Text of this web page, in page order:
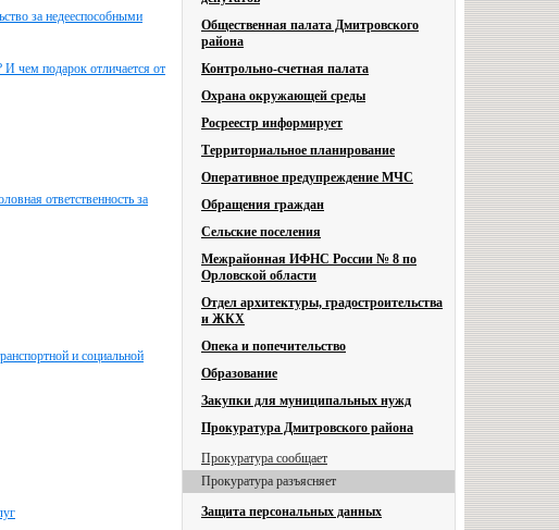
за недееспособными
И чем подарок отличается от
ответственность за
и социальной
Общественная палата Дмитровского
района
Контрольно-счетная палата
Охрана окружающей среды
Росреестр информирует
Территориальное планирование
Оперативное предупреждение МЧС
Обращения граждан
Сельские поселения
Межрайонная ИФНС России № 8 по
Орловской области
Отдел архитектуры, градостроительства
и ЖКХ
Опека и попечительство
Образование
Закупки для муниципальных нужд
Прокуратура Дмитровского района
Прокуратура сообщает
Прокуратура разъясняет
Защита персональных данных